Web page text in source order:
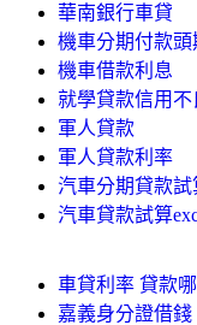
華南銀行車貸
機車分期付款頭
機車借款利息
就學貸款信用不
軍人貸款
軍人貸款利率
汽車分期貸款試
汽車貸款試算
車貸利率 貸款
嘉義身分證借